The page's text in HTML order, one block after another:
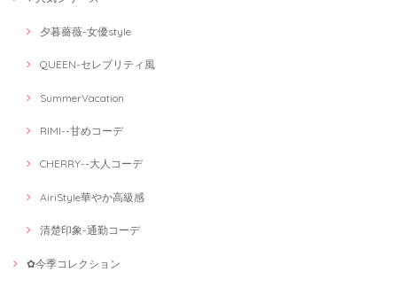
夕暮薔薇-女優style
QUEEN-セレブリティ風
SummerVacation
RIMI--甘めコーデ
CHERRY--大人コーデ
AiriStyle華やか高級感
清楚印象-通勤コーデ
✿今季コレクション